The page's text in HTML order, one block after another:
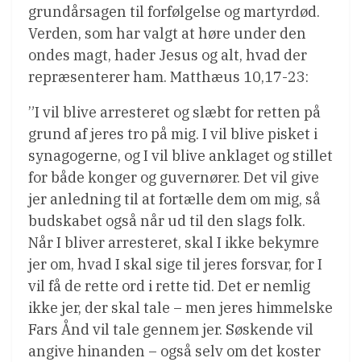
grundårsagen til forfølgelse og martyrdød.
Verden, som har valgt at høre under den
ondes magt, hader Jesus og alt, hvad der
repræsenterer ham. Matthæus 10,17-23:
”I vil blive arresteret og slæbt for retten på
grund af jeres tro på mig. I vil blive pisket i
synagogerne, og I vil blive anklaget og stillet
for både konger og guvernører. Det vil give
jer anledning til at fortælle dem om mig, så
budskabet også når ud til den slags folk.
Når I bliver arresteret, skal I ikke bekymre
jer om, hvad I skal sige til jeres forsvar, for I
vil få de rette ord i rette tid. Det er nemlig
ikke jer, der skal tale – men jeres himmelske
Fars Ånd vil tale gennem jer. Søskende vil
angive hinanden – også selv om det koster